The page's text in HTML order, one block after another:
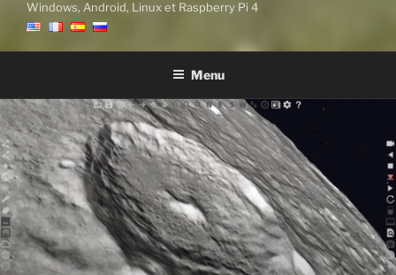
Windows, Android, Linux et Raspberry Pi 4
Menu